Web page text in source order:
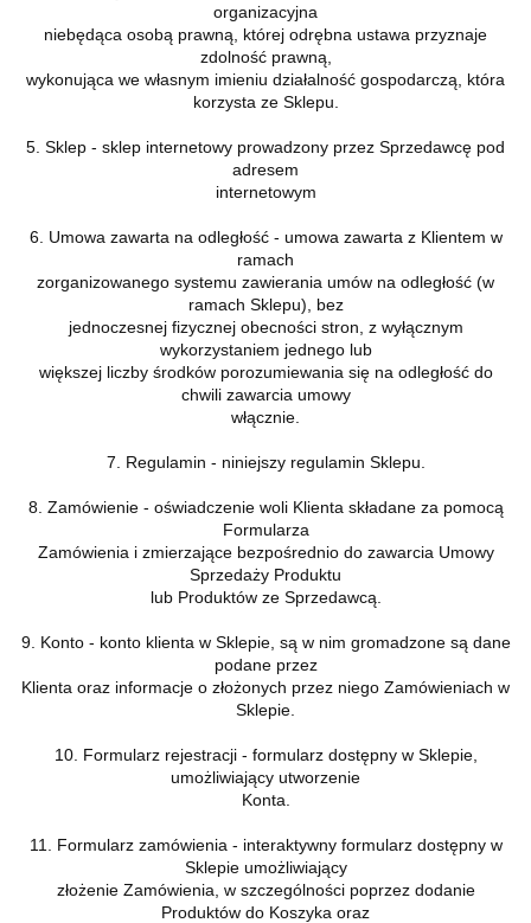
organizacyjna
niebędąca osobą prawną, której odrębna ustawa przyznaje
zdolność prawną,
wykonująca we własnym imieniu działalność gospodarczą, która
korzysta ze Sklepu.
5. Sklep - sklep internetowy prowadzony przez Sprzedawcę pod
adresem
internetowym
6. Umowa zawarta na odległość - umowa zawarta z Klientem w
ramach
zorganizowanego systemu zawierania umów na odległość (w
ramach Sklepu), bez
jednoczesnej fizycznej obecności stron, z wyłącznym
wykorzystaniem jednego lub
większej liczby środków porozumiewania się na odległość do
chwili zawarcia umowy
włącznie.
7. Regulamin - niniejszy regulamin Sklepu.
8. Zamówienie - oświadczenie woli Klienta składane za pomocą
Formularza
Zamówienia i zmierzające bezpośrednio do zawarcia Umowy
Sprzedaży Produktu
lub Produktów ze Sprzedawcą.
9. Konto - konto klienta w Sklepie, są w nim gromadzone są dane
podane przez
Klienta oraz informacje o złożonych przez niego Zamówieniach w
Sklepie.
10. Formularz rejestracji - formularz dostępny w Sklepie,
umożliwiający utworzenie
Konta.
11. Formularz zamówienia - interaktywny formularz dostępny w
Sklepie umożliwiający
złożenie Zamówienia, w szczególności poprzez dodanie
Produktów do Koszyka oraz